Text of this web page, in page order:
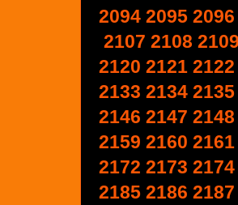
2094 2095 2096
2107 2108
2120 2121 2122
2133 2134 2135
2146 2147 2148
2159 2160 2161
2172 2173 2174
2185 2186 2187